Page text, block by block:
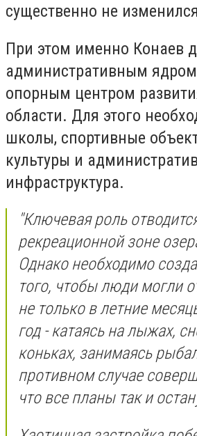
существенно не
При этом именно Конаев
административным
опорным центром
области. Для этого
школы, спортивные
культуры и
инфраструктура.
​"Ключевая роль
рекреационной зоне
Однако необходимо
того, чтобы люди могли
не только в летние
год - катаясь на лыжах,
коньках, занимаясь
противном случае
что все планы так и